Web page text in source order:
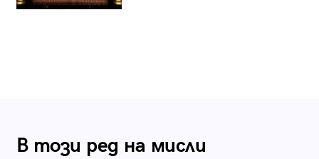
В този ред на мисли